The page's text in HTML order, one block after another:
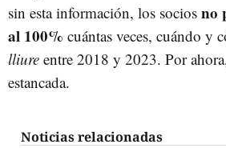
sin esta información, los socios no
al 100% cuántas veces, cuándo y
lliure entre 2018 y 2023. Por
estancada.
Noticias relacionadas